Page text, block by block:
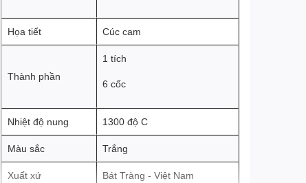
Họa tiết Cúc cam
Thành phần
1 tích
6 cốc
Nhiệt độ nung 1300 độ C
Màu sắc Trắng
Xuất xứ Bát Tràng - Việt Nam